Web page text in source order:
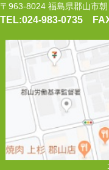
〒963-8024 福島県郡山市
TEL:024‐983‐0735